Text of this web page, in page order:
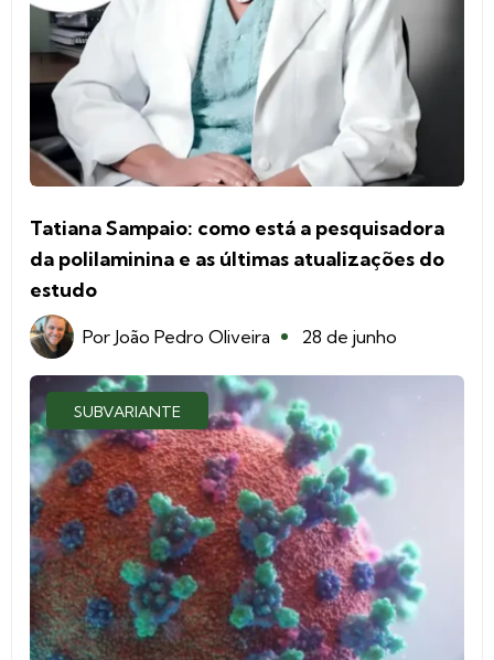
Tatiana Sampaio: como está a pesquisadora
da polilaminina e as últimas atualizações do
estudo
Por João Pedro Oliveira 28 de junho
SUBVARIANTE